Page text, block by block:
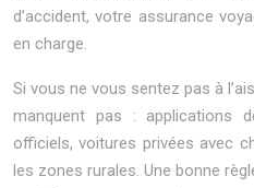
d’accident, votre assurance
en charge.
Si vous ne vous sentez pas à
manquent pas : applications
officiels, voitures privées avec
les zones rurales. Une bonne